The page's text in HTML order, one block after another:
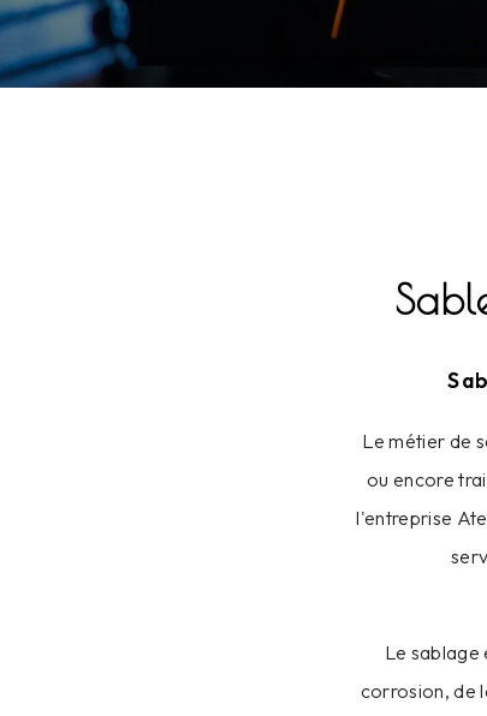
Le métier de
ou encore
l'entreprise
Le sablage
corrosion, de